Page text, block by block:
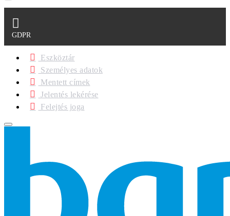
GDPR
Eszköztár
Személyes adatok
Mentett címek
Jelentés lekérése
Felejtés joga